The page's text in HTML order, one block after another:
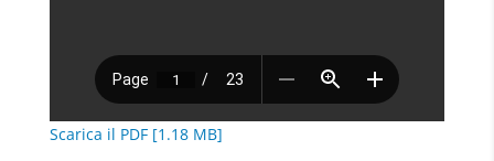
Scarica il PDF [1.18 MB]